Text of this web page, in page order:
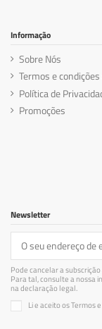
Informação
Sobre Nós
Termos e
Política de
Promoções
Newsletter
Pode cancelar a
Para tal, consulte a nossa
na declaração legal.
Li e aceito os Termos